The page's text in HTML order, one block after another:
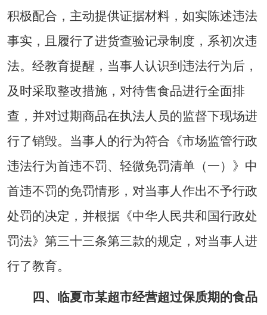
积极配合，主动提供证据材料，如实陈述违法
事实，且履行了进货查验记录制度，系初次违
法。经教育提醒，当事人认识到违法行为后，
及时采取整改措施，对待售食品进行全面排
查，并对过期商品在执法人员的监督下现场进
行了销毁。当事人的行为符合《市场监管行政
违法行为首违不罚、轻微免罚清单（一）》中
首违不罚的免罚情形，对当事人作出不予行政
处罚的决定，并根据《中华人民共和国行政处
罚法》第三十三条第三款的规定，对当事人进
行了教育。
四、临夏市某超市经营超过保质期的食品